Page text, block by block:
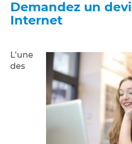
Demandez un
Internet
L’une
des